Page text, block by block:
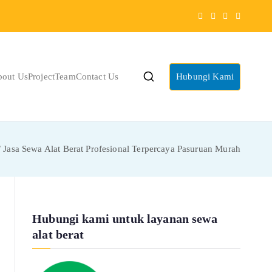
UsProjectTeamContact Us Hubungi Kami
Jasa Sewa Alat Berat Profesional Terpercaya Pasuruan Murah
Hubungi kami untuk layanan sewa
alat berat